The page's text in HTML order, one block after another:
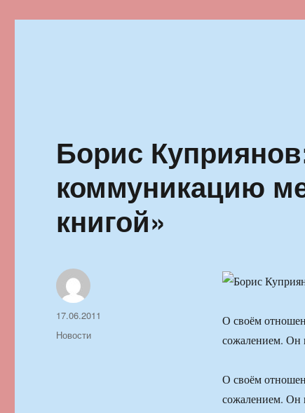
Борис
коммуникацию
книгой»
О своём
сожалением. Он
О своём
сожалением. Он
Автор
Опубликовано
17.06.2011
Рубрики
Новости